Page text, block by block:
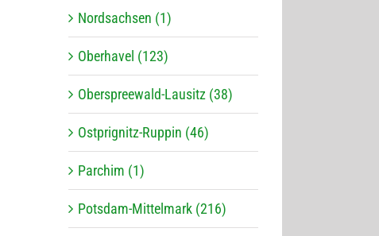
Nordsachsen (1)
Oberhavel (123)
Oberspreewald-Lausitz (38)
Ostprignitz-Ruppin (46)
Parchim (1)
Potsdam-Mittelmark (216)